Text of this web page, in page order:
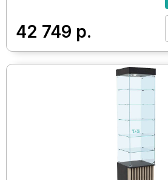
42 749 р.